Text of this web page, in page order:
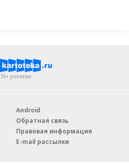
18+ реклама
Android
Обратная связь
Правовая информация
E-mail рассылки